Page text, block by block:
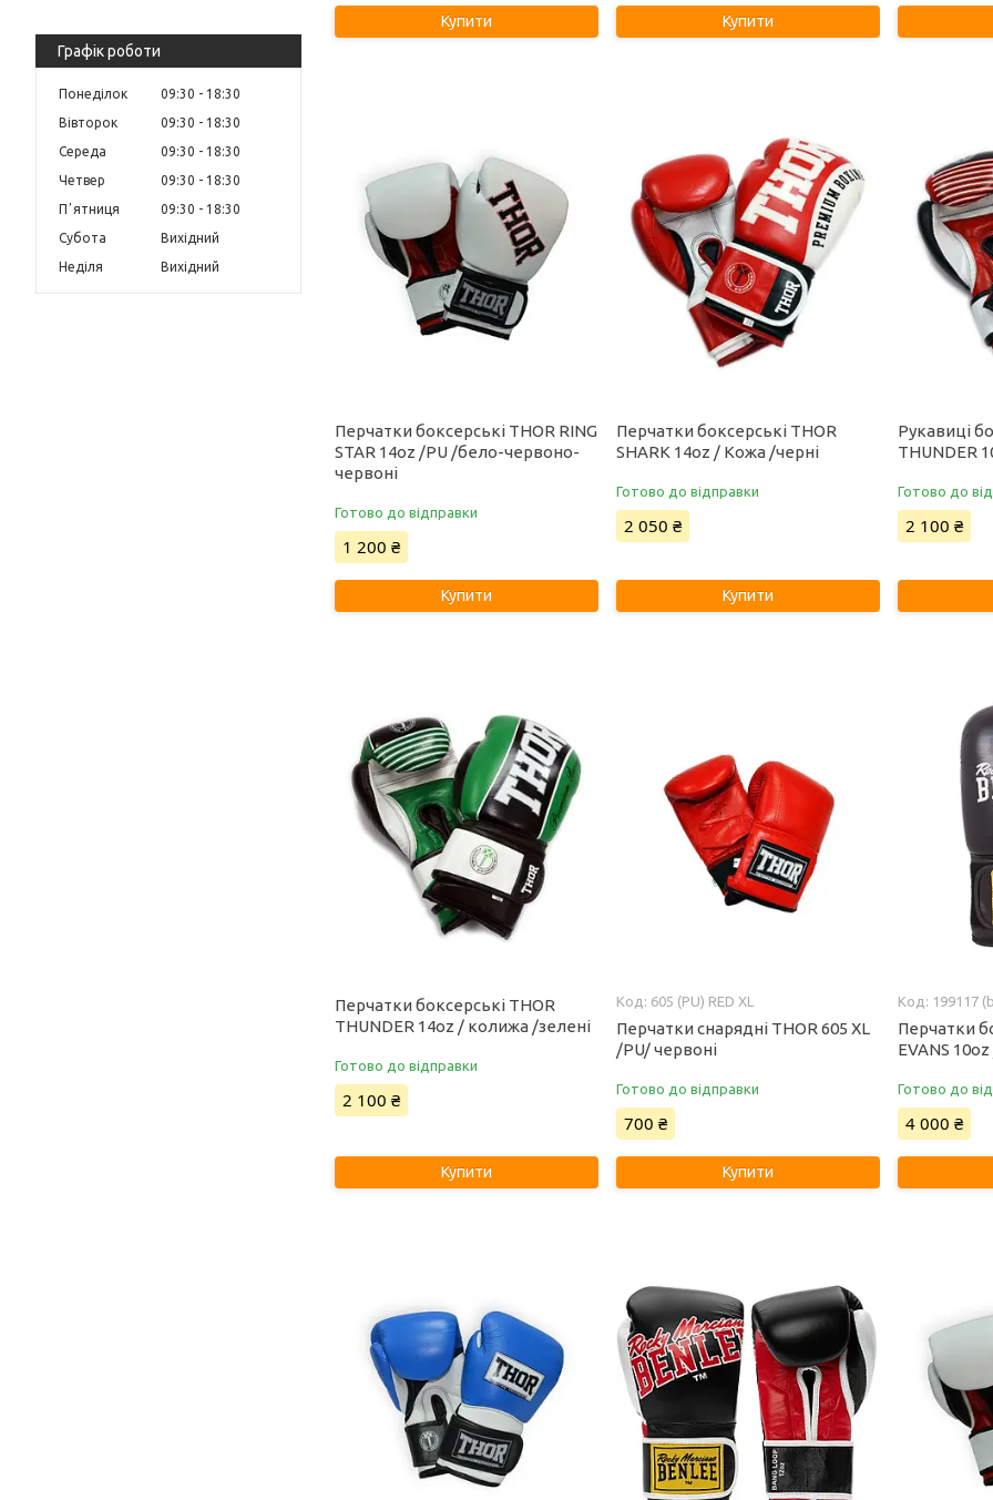
Графік роботи
Понеділок 09:30
18:30
Вівторок
09:30
18:30
Середа
09:30
18:30
Четвер
09:30
18:30
Пʼятниця
09:30
18:30
Субота
Вихідний
Неділя
Вихідний
Купити Купити
Перчатки боксерські THOR RING
STAR 14oz /PU /бело-червоно-
червоні
Готово до відправки
1 200 ₴
Купити
Перчатки боксерські THOR
SHARK 14oz / Кожа /черні
Готово до відправки
2 050 ₴
Купити
Рукавиці
THUNDER
Готово до
2 100 ₴
Перчатки боксерські THOR
THUNDER 14oz / колижа /зелені
Готово до відправки
2 100 ₴
Купити
605 (PU) RED XL
Перчатки снарядні THOR 605 XL
/PU/ червоні
Готово до відправки
700 ₴
Купити
199117
Перчатки
EVANS
Готово до
4 000 ₴